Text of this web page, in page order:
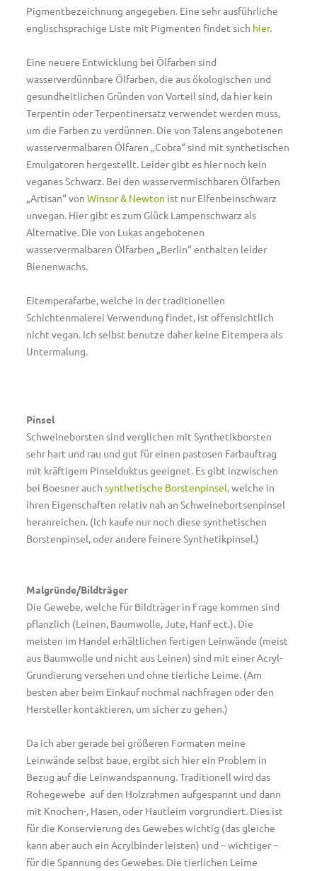
Pigmentbezeichnung angegeben. Eine sehr ausführliche
englischsprachige Liste mit Pigmenten findet sich hier.
Eine neuere Entwicklung bei Ölfarben sind
wasserverdünnbare Ölfarben, die aus ökologischen und
gesundheitlichen Gründen von Vorteil sind, da hier kein
Terpentin oder Terpentinersatz verwendet werden muss,
um die Farben zu verdünnen. Die von Talens angebotenen
wasservermalbaren Ölfaren „Cobra“ sind mit synthetischen
Emulgatoren hergestellt. Leider gibt es hier noch kein
veganes Schwarz. Bei den wasservermischbaren Ölfarben
„Artisan“ vonWinsor & Newton ist nur Elfenbeinschwarz
unvegan. Hier gibt es zum Glück Lampenschwarz als
Alternative. Die von Lukas angebotenen
wasservermalbaren Ölfarben „Berlin“ enthalten leider
Bienenwachs.
Eitemperafarbe, welche in der traditionellen
Schichtenmalerei Verwendung findet, ist offensichtlich
nicht vegan. Ich selbst benutze daher keine Eitempera als
Untermalung.
Pinsel
Schweineborsten sind verglichen mit Synthetikborsten
sehr hart und rau und gut für einen pastosen Farbauftrag
mit kräftigem Pinselduktus geeignet. Es gibt inzwischen
bei Boesner auchsynthetische Borstenpinsel, welche in
ihren Eigenschaften relativ nah an Schweinebortsenpinsel
heranreichen. (Ich kaufe nur noch diese synthetischen
Borstenpinsel, oder andere feinere Synthetikpinsel.)
Malgründe/Bildträger
Die Gewebe, welche für Bildträger in Frage kommen sind
pflanzlich (Leinen, Baumwolle, Jute, Hanf ect.). Die
meisten im Handel erhältlichen fertigen Leinwände (meist
aus Baumwolle und nicht aus Leinen) sind mit einer Acryl-
Grundierung versehen und ohne tierliche Leime. (Am
besten aber beim Einkauf nochmal nachfragen oder den
Hersteller kontaktieren, um sicher zu gehen.)
Da ich aber gerade bei größeren Formaten meine
Leinwände selbst baue, ergibt sich hier ein Problem in
Bezug auf die Leinwandspannung. Traditionell wird das
Rohegewebe auf den Holzrahmen aufgespannt und dann
mit Knochen-, Hasen, oder Hautleim vorgrundiert. Dies ist
für die Konservierung des Gewebes wichtig (das gleiche
kann aber auch ein Acrylbinder leisten) und – wichtiger –
für die Spannung des Gewebes. Die tierlichen Leime